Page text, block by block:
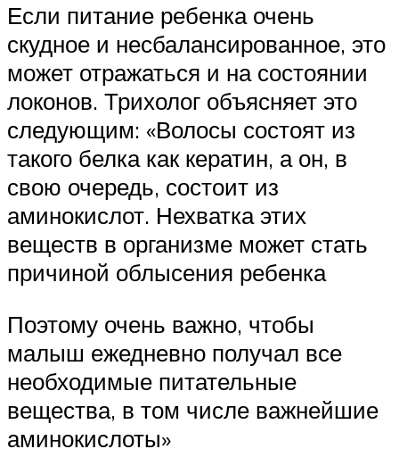
Если питание ребенка очень
скудное и несбалансированное, это
может отражаться и на состоянии
локонов. Трихолог объясняет это
следующим: «Волосы состоят из
такого белка как кератин, а он, в
свою очередь, состоит из
аминокислот. Нехватка этих
веществ в организме может стать
причиной облысения ребенка
Поэтому очень важно, чтобы
малыш ежедневно получал все
необходимые питательные
вещества, в том числе важнейшие
аминокислоты»